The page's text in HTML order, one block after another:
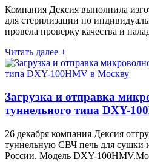
Компания Дексия выполнила
для стерилизации по
провела проверку качества и
Читать далее +
Загрузка и отправка
туннельного типа DXY-
26 декабря компания Дексия
туннельную СВЧ печь для сушки
России. Модель DXY-